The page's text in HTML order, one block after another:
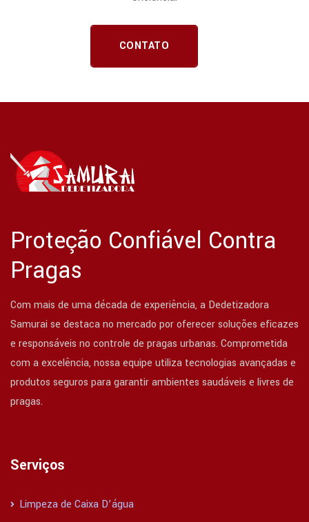
CONTATO
Proteção Confiável Contra
Pragas
Com mais de uma década de experiência, a Dedetizadora
Samurai se destaca no mercado por oferecer soluções eficazes
e responsáveis no controle de pragas urbanas. Comprometida
com a excelência, nossa equipe utiliza tecnologias avançadas e
produtos seguros para garantir ambientes saudáveis e livres de
pragas.
Serviços
Limpeza de Caixa D’água